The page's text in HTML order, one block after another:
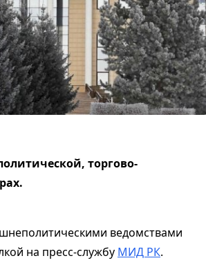
торгово-
ведомствами
на пресс-службу МИД РК.